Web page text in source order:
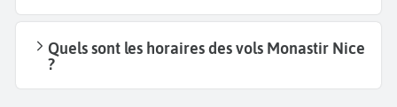
Quels sont les horaires des vols Monastir Nice
?